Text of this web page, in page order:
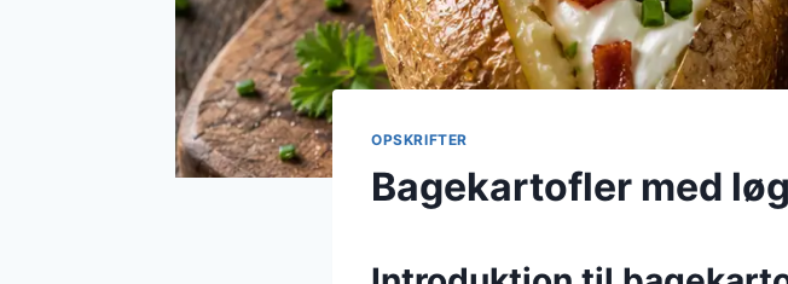
OPSKRIFTER
Bagekartofler med